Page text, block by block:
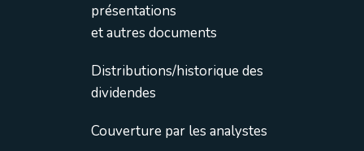
présentations
et autres documents
Distributions/historique des
dividendes
Couverture par les analystes